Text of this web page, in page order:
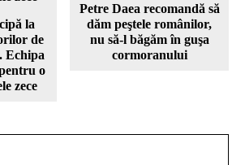
la
de
Echipa
o
zece
Petre Daea recomandă să
dăm peştele românilor,
nu să-l băgăm în guşa
cormoranului